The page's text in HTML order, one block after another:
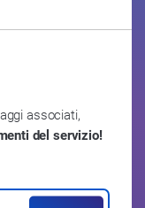
associati,
del servizio!